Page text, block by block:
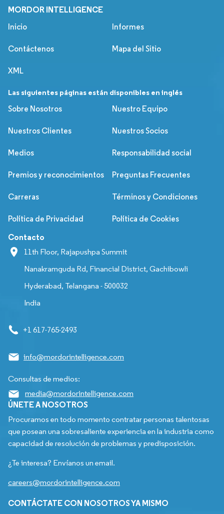
MORDOR INTELLIGENCE
Inicio Informes
Contáctenos Mapa del Sitio
XML
Las siguientes páginas están disponibles en inglés
Sobre Nosotros
Nuestro Equipo
Nuestros Clientes Nuestros Socios
Medios Responsabilidad social
Premios y reconocimientos Preguntas Frecuentes
Carreras Términos y Condiciones
Política de Privacidad Política de Cookies
Contacto
11th Floor, Rajapushpa Summit
Nanakramguda Rd, Financial District, Gachibowli
Hyderabad, Telangana - 500032
India
+1 617-765-2493
info@mordorintelligence.com
Consultas de medios:
media@mordorintelligence.com
ÚNETE A NOSOTROS
Procuramos en todo momento contratar personas talentosas
que posean una sobresaliente experiencia en la industria como
capacidad de resolución de problemas y predisposición.
¿Te interesa? Envíanos un email.
careers@mordorintelligence.com
CONTÁCTATE CON NOSOTROS YA MISMO